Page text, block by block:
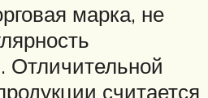
марка, не
Отличительной
считается